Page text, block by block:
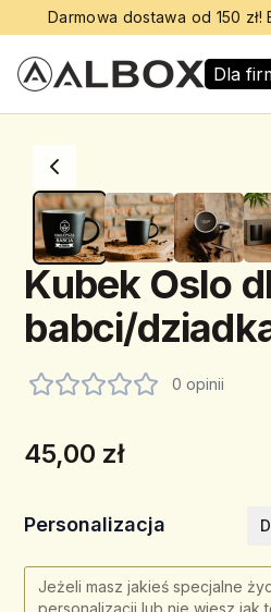
Darmowa dostawa od 150
Dla
Kubek Oslo
babci/
0 opinii
45,00 zł
Personalizacja